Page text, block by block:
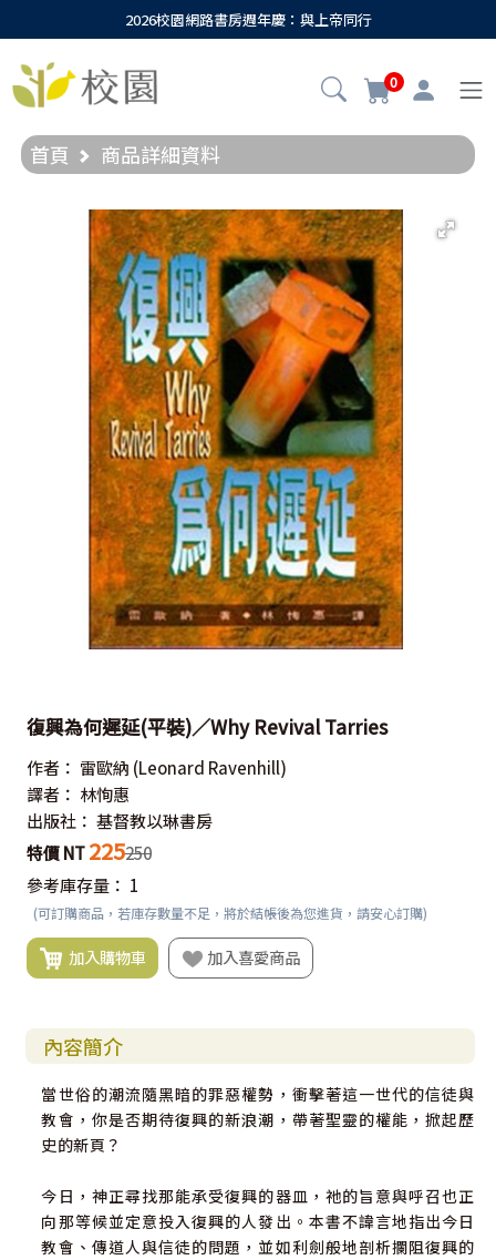
2026校園網路書房週年慶：與上帝同行
0
首頁 商品詳細資料
復興為何遲延(平裝)／Why Revival Tarries
作者： 雷歐納 (Leonard Ravenhill)
譯者： 林恂惠
出版社： 基督教以琳書房
特價 NT 225250
參考庫存量： 1
(可訂購商品，若庫存數量不足，將於結帳後為您進貨，請安心訂購)
加入購物車 加入喜愛商品
內容簡介
當世俗的潮流隨黑暗的罪惡權勢，衝擊著這一世代的信徒與
教會，你是否期待復興的新浪潮，帶著聖靈的權能，掀起歷
史的新頁？
今日，神正尋找那能承受復興的器皿，祂的旨意與呼召也正
向那等候並定意投入復興的人發出。本書不諱言地指出今日
教會、傳道人與信徒的問題，並如利劍般地剖析攔阻復興的